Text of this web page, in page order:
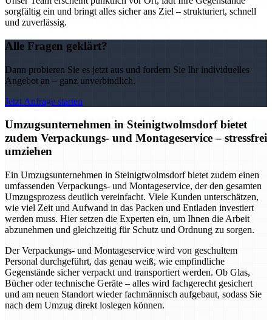
sorgfältig ein und bringt alles sicher ans Ziel – strukturiert, schnell
und zuverlässig.
Alle Fragen geklärt?
Dann probieren Sie es jetzt aus und fordern Sie Ihr individuelles
Angebot an – ganz unverbindlich.
Jetzt Anfrage starten
Umzugsunternehmen in Steinigtwolmsdorf bietet
zudem Verpackungs- und Montageservice – stressfrei
umziehen
Ein Umzugsunternehmen in Steinigtwolmsdorf bietet zudem einen
umfassenden Verpackungs- und Montageservice, der den gesamten
Umzugsprozess deutlich vereinfacht. Viele Kunden unterschätzen,
wie viel Zeit und Aufwand in das Packen und Entladen investiert
werden muss. Hier setzen die Experten ein, um Ihnen die Arbeit
abzunehmen und gleichzeitig für Schutz und Ordnung zu sorgen.
Der Verpackungs- und Montageservice wird von geschultem
Personal durchgeführt, das genau weiß, wie empfindliche
Gegenstände sicher verpackt und transportiert werden. Ob Glas,
Bücher oder technische Geräte – alles wird fachgerecht gesichert
und am neuen Standort wieder fachmännisch aufgebaut, sodass Sie
nach dem Umzug direkt loslegen können.